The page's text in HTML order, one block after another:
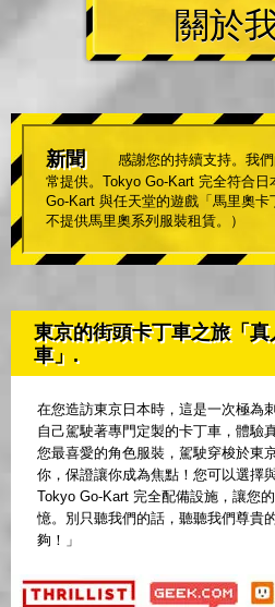
關於
新聞
感謝您的持續支持。我
常提供。Tokyo Go-Kart 完全符合
Go-Kart 與任天堂的遊戲「馬里奧
不提供馬里奧系列服裝租賃。）
東京的街頭卡丁車之旅「
車」.
在您造訪東京日本時，這是一次極為
自己駕駛著專門定製的卡丁車，體驗
您最喜愛的角色服裝，駕駛穿梭於東
你，保證讓你成為焦點！您可以選擇
Tokyo Go-Kart 完全配備設施，讓您
憶。別只聽我們的話，聽聽我們尊貴
夠！」